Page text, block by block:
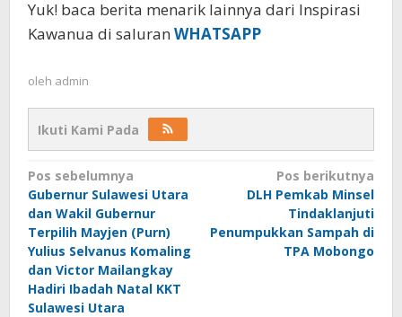
Yuk! baca berita menarik lainnya dari Inspirasi
Kawanua di saluran WHATSAPP
oleh admin
Ikuti Kami Pada
Navigasi
pos
Pos sebelumnya
Gubernur Sulawesi Utara
dan Wakil Gubernur
Terpilih Mayjen (Purn)
Yulius Selvanus Komaling
dan Victor Mailangkay
Hadiri Ibadah Natal KKT
Sulawesi Utara
Pos berikutnya
DLH Pemkab Minsel
Tindaklanjuti
Penumpukkan Sampah di
TPA Mobongo